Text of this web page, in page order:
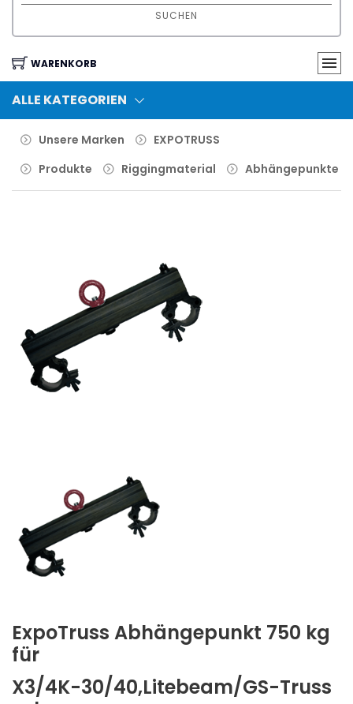
SUCHEN
WARENKORB
ALLE KATEGORIEN
Unsere Marken
EXPOTRUSS
Produkte
Riggingmaterial Abhängepunkte
ExpoTruss Abhängepunkt 750 kg
für
X3/4K-30/40,Litebeam/GS-Truss